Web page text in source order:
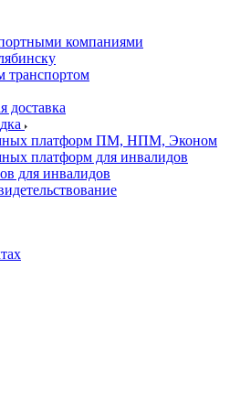
компаниями
транспортом
доставка
платформ ПМ, НПМ, Эконом
платформ для инвалидов
для инвалидов